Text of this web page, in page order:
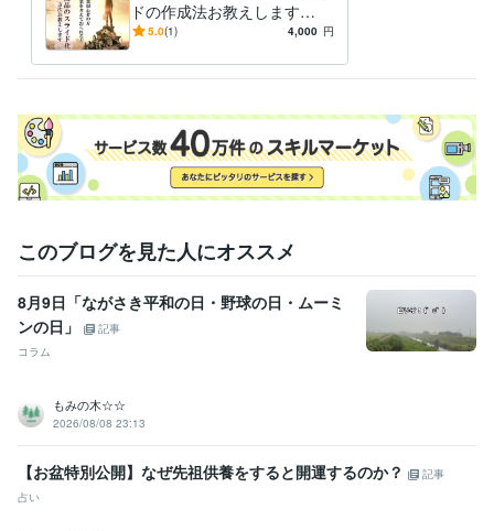
ドの作成法お教えします
【このコンテンツを元にあな
料添削】
5.0(1) 4,000 円
このブログを見た人にオススメ
8月9日「ながさき平和の日・野球の日・ムーミ
ンの日」
記事
コラム
もみの木☆☆
2026/08/08 23:13
【お盆特別公開】なぜ先祖供養をすると開運するのか？
記事
占い